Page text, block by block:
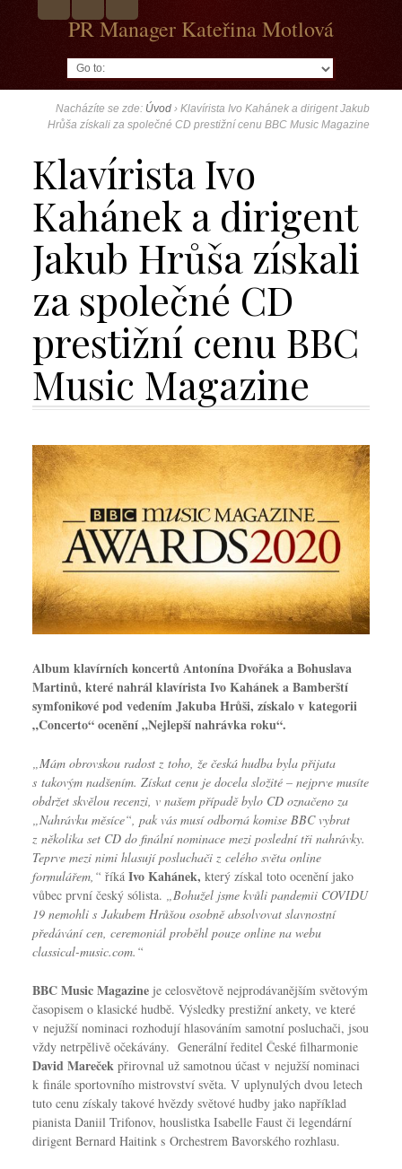
PR Manager Kateřina Motlová
Nacházíte se zde: Úvod ›Klavírista Ivo Kahánek a dirigent Jakub
Hrůša získali za společné CD prestižní cenu BBC Music Magazine
Klavírista Ivo
Kahánek a dirigent
Jakub Hrůša získali
za společné CD
prestižní cenu BBC
Music Magazine
Album klavírních koncertů Antonína Dvořáka a Bohuslava
Martinů, které nahrál klavírista Ivo Kahánek a Bamberští
symfonikové pod vedením Jakuba Hrůši, získalo v kategorii
„Concerto“ ocenění „Nejlepší nahrávka roku“.
„Mám obrovskou radost z toho, že česká hudba byla přijata
s takovým nadšením. Získat cenu je docela složité – nejprve musíte
obdržet skvělou recenzi, v našem případě bylo CD označeno za
„Nahrávku měsíce“, pak vás musí odborná komise BBC vybrat
z několika set CD do finální nominace mezi poslední tři nahrávky.
Teprve mezi nimi hlasují posluchači z celého světa online
formulářem,“ říká Ivo Kahánek, který získal toto ocenění jako
vůbec první český sólista. „Bohužel jsme kvůli pandemii COVIDU
19 nemohli s Jakubem Hrůšou osobně absolvovat slavnostní
předávání cen, ceremoniál proběhl pouze online na webu
classical-music.com.“
BBC Music Magazineje celosvětově nejprodávanějším světovým
časopisem o klasické hudbě. Výsledky prestižní ankety, ve které
v nejužší nominaci rozhodují hlasováním samotní posluchači, jsou
vždy netrpělivě očekávány. Generální ředitel České filharmonie
David Marečekpřirovnal už samotnou účast v nejužší nominaci
k finále sportovního mistrovství světa. V uplynulých dvou letech
tuto cenu získaly takové hvězdy světové hudby jako například
pianista Daniil Trifonov, houslistka Isabelle Faust či legendární
dirigent Bernard Haitink s Orchestrem Bavorského rozhlasu.